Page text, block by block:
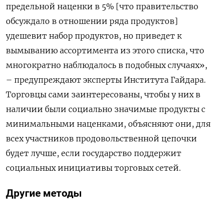
предельной наценки в 5% [что правительство
обсуждало в отношении ряда продуктов]
удешевит набор продуктов, но приведет к
вымыванию ассортимента из этого списка, что
многократно наблюдалось в подобных случаях»,
– предупреждают эксперты Института Гайдара.
Торговцы сами заинтересованы, чтобы у них в
наличии были социально значимые продукты с
минимальными наценками, объясняют они, для
всех участников продовольственной цепочки
будет лучше, если государство поддержит
социальных инициативы торговых сетей.
Другие методы